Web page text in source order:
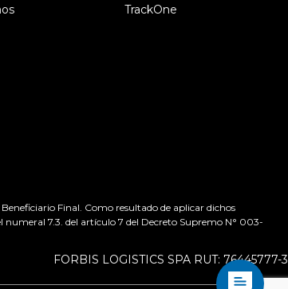
TrackOne
Final. Como resultado de aplicar dichos
7.3. del artículo 7 del Decreto Supremo N° 003-
FORBIS LOGISTICS SPA RUT: 76445777-3